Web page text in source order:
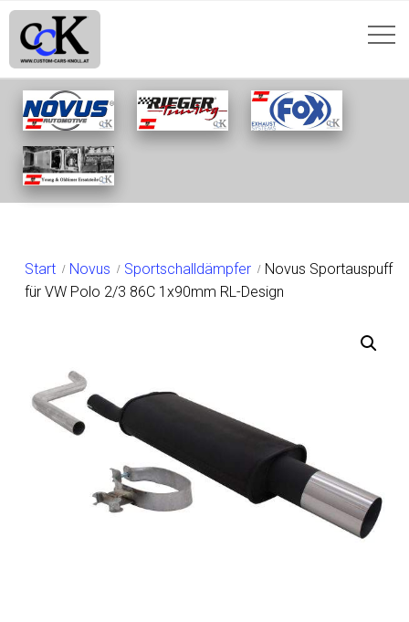
SHOP
Start Novus Sportschalldämpfer
Novus Sportauspuff
für VW Polo 2/3 86C 1x90mm RL-Design